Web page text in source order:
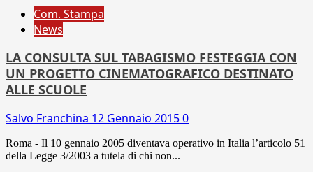
Com. Stampa
News
LA CONSULTA SUL TABAGISMO FESTEGGIA CON
UN PROGETTO CINEMATOGRAFICO DESTINATO
ALLE SCUOLE
Salvo Franchina 12 Gennaio 20150
Roma - Il 10 gennaio 2005 diventava operativo in Italia l’articolo 51
della Legge 3/2003 a tutela di chi non...